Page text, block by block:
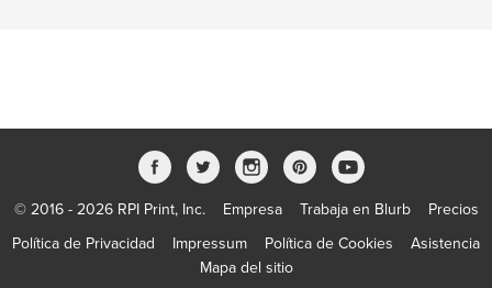
© 2016 - 2026 RPI Print, Inc. Empresa Trabaja en Blurb
Precios
Política de Privacidad
Impressum Política de Cookies
Asistencia
Mapa del sitio